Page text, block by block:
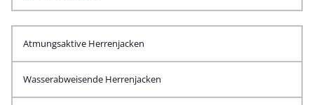
Atmungsaktive Herrenjacken
Wasserabweisende Herrenjacken